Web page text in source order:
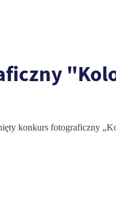
konkurs fotograficzny